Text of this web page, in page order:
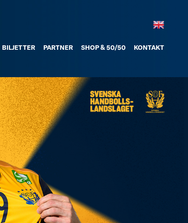
BILJETTER PARTNER SHOP & 50/50 KONTAKT